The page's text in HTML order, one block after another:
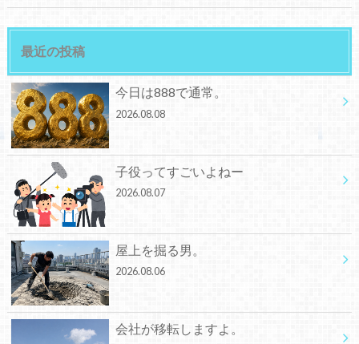
最近の投稿
今日は888で通常。
2026.08.08
子役ってすごいよねー
2026.08.07
屋上を掘る男。
2026.08.06
会社が移転しますよ。